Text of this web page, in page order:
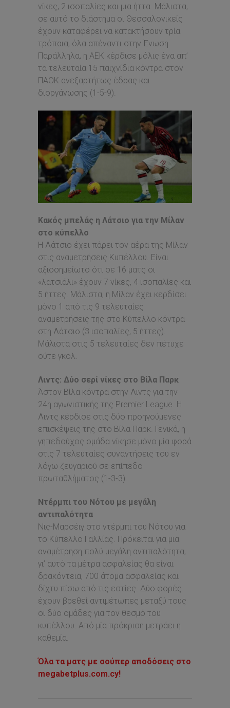
νίκες, 2 ισοπαλίες και μια ήττα. Μάλιστα,
σε αυτό το διάστημα οι Θεσσαλονικείς
έχουν καταφέρει να κατακτήσουν τρία
τρόπαια, όλα απέναντι στην Ένωση.
Παράλληλα, η ΑΕΚ κέρδισε μόλις ένα απ’
τα τελευταία 15 παιχνίδια κόντρα στον
ΠΑΟΚ ανεξαρτήτως έδρας και
διοργάνωσης (1-5-9).
Κακός μπελάς η Λάτσιο για την Μίλαν
στο κύπελλο
Η Λάτσιο έχει πάρει τον αέρα της Μίλαν
στις αναμετρήσεις Κυπέλλου. Είναι
αξιοσημείωτο ότι σε 16 ματς οι
«λατσιάλι» έχουν 7 νίκες, 4 ισοπαλίες και
5 ήττες. Μάλιστα, η Μίλαν έχει κερδίσει
μόνο 1 από τις 9 τελευταίες
αναμετρήσεις της στο Kύπελλο κόντρα
στη Λάτσιο (3 ισοπαλίες, 5 ήττες).
Μάλιστα στις 5 τελευταίες δεν πέτυχε
ούτε γκολ.
Λιντς: Δύο σερί νίκες στο Βίλα Παρκ
Άστον Βίλα κόντρα στην Λιντς για την
24η αγωνιστικής της Premier League. Η
Λιντς κέρδισε στις δύο προηγούμενες
επισκέψεις της στο Βίλα Παρκ. Γενικά, η
γηπεδούχος ομάδα νίκησε μόνο μία φορά
στις 7 τελευταίες συναντήσεις του εν
λόγω ζευγαριού σε επίπεδο
πρωταθλήματος (1-3-3).
Ντέρμπι του Νότου με μεγάλη
αντιπαλότητα
Νις-Μαρσέιγ στο ντέρμπι του Νότου για
το Κύπελλο Γαλλίας. Πρόκειται για μια
αναμέτρηση πολύ μεγάλη αντιπαλότητα,
γι’ αυτό τα μέτρα ασφαλείας θα είναι
δρακόντεια, 700 άτομα ασφαλείας και
δίχτυ πίσω από τις εστίες. Δύο φορές
έχουν βρεθεί αντιμέτωπες μεταξύ τους
οι δύο ομάδες για τον θεσμό του
κυπέλλου. Από μία πρόκριση μετράει η
καθεμία.
Όλα τα ματς με σούπερ αποδόσεις στο
megabetplus.com.cy!